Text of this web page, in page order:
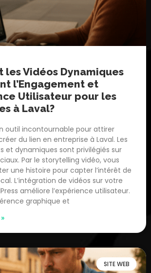
les Vidéos Dynamiques
l’Engagement et
Utilisateur pour les
à Laval?
outil incontournable pour attirer
du lien en entreprise à Laval. Les
et dynamiques sont privilégiés sur
Par le storytelling vidéo, vous
une histoire pour capter l’intérêt de
L’intégration de vidéos sur votre
améliore l’expérience utilisateur.
graphique et
SITE WEB